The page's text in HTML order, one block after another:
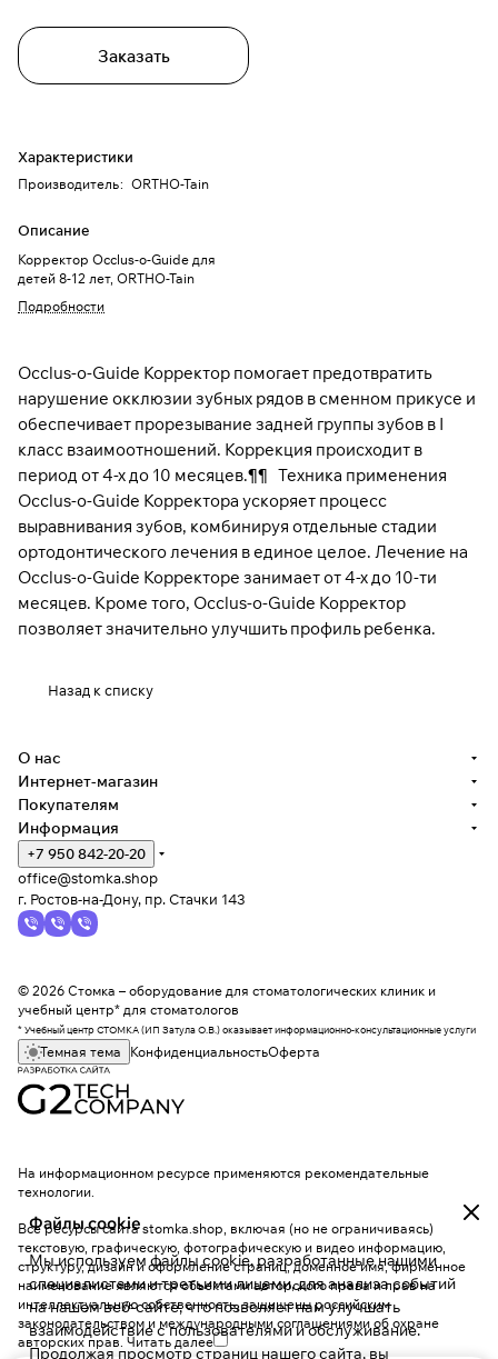
Заказать
Характеристики
Производитель: ORTHO-Tain
Описание
Корректор Occlus-o-Guide для
детей 8-12 лет, ORTHO-Tain
Подробности
Occlus-o-Guide Корректор помогает предотвратить
нарушение окклюзии зубных рядов в сменном прикусе и
обеспечивает прорезывание задней группы зубов в I
класс взаимоотношений. Коррекция происходит в
период от 4-х до 10 месяцев.¶¶ Техника применения
Occlus-o-Guide Корректора ускоряет процесс
выравнивания зубов, комбинируя отдельные стадии
ортодонтического лечения в единое целое. Лечение на
Occlus-o-Guide Корректоре занимает от 4-х дo 10-ти
месяцев. Кроме того, Occlus-o-Guide Корректор
позволяет значительно улучшить профиль ребенка.
Назад к списку
Файлы cookie
Мы используем файлы cookie, разработанные нашими
специалистами и третьими лицами, для анализа событий
на нашем веб-сайте, что позволяет нам улучшать
взаимодействие с пользователями и обслуживание.
Продолжая просмотр страниц нашего сайта, вы
О нас
Интернет-магазин
Покупателям
Информация
+7 950 842-20-20
office@stomka.shop
г. Ростов-на-Дону, пр. Стачки 143
© 2026 Стомка – оборудование для стоматологических клиник и
учебный центр* для стоматологов
* Учебный центр СТОМКА (ИП Затула О.В.) оказывает информационно-консультационные услуги
Темная тема КонфиденциальностьОферта
На информационном ресурсе применяются рекомендательные
технологии.
Все ресурсы сайта stomka.shop, включая (но не ограничиваясь)
текстовую, графическую, фотографическую и видео информацию,
структуру, дизайн и оформление страниц, доменное имя, фирменное
наименование являются объектами авторского права и прав на
интеллектуальную собственность, защищены российским
законодательством и международными соглашениями об охране
авторских прав. Читать далее